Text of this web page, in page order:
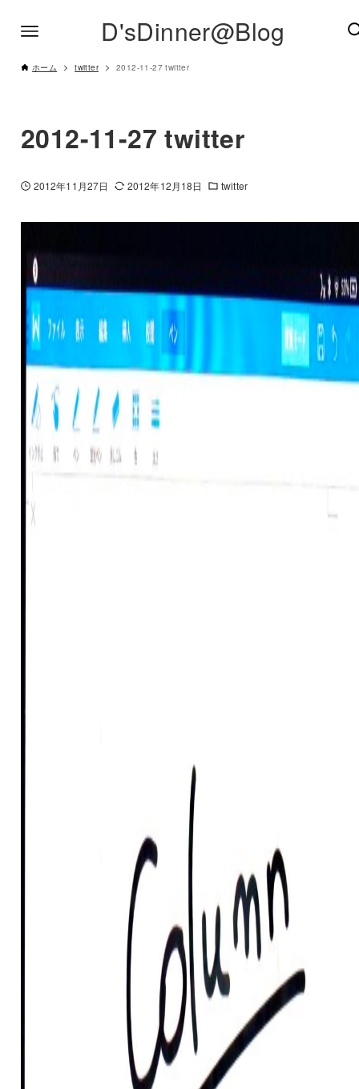
D'sDinner@Blog
ホーム twitter 2012-11-27 twitter
2012-11-27 twitter
2012年11月27日 2012年12月18日 twitter